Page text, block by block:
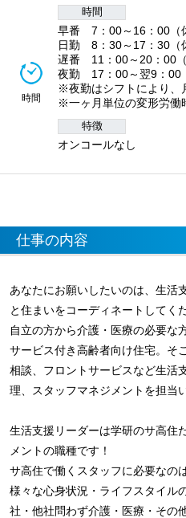
時間
時間
早番 7：00～16：00（
日勤 8：30～17：30（
遅番 11：00～20：00（
夜勤 17：00～翌9：00
※夜勤はシフトにより、
※一ヶ月単位の変形労働
特徴
オンコールなし
仕事の内容
あなたにお願いしたいのは、生活
と住まいをコーディネートしてく
自立の方から介護・医療の必要な
サービス付き高齢者向け住宅。そ
相談、フロントサービスなど生活
理、スタッフマネジメントを担当
生活支援リーダーは学研のサ高住
メントの職種です！
サ高住で働くスタッフに必要なの
様々な心身状況・ライフスタイル
社・他社問わず介護・医療・その